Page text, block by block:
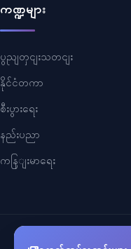
ကဏ္ဍများ
ပွညျတှငျးသတငျး
နိုင်ငံတကာ
စီးပွားရေး
နည်းပညာ
ကနြျးမာရေး